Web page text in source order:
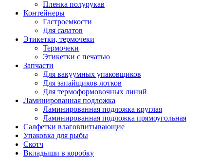
Пленка полурукав
Контейнеры
Гастроемкости
Для салатов
Этикетки, термочеки
Термочеки
Этикетки с печатью
Запчасти
Для вакуумных упаковщиков
Для запайщиков лотков
Для термоформовочных линий
Ламинированная подложка
Ламинированная подложка круглая
Ламинированная подложка прямоугольная
Салфетки влаговпитывающие
Упаковка для рыбы
Скотч
Вкладыши в коробку